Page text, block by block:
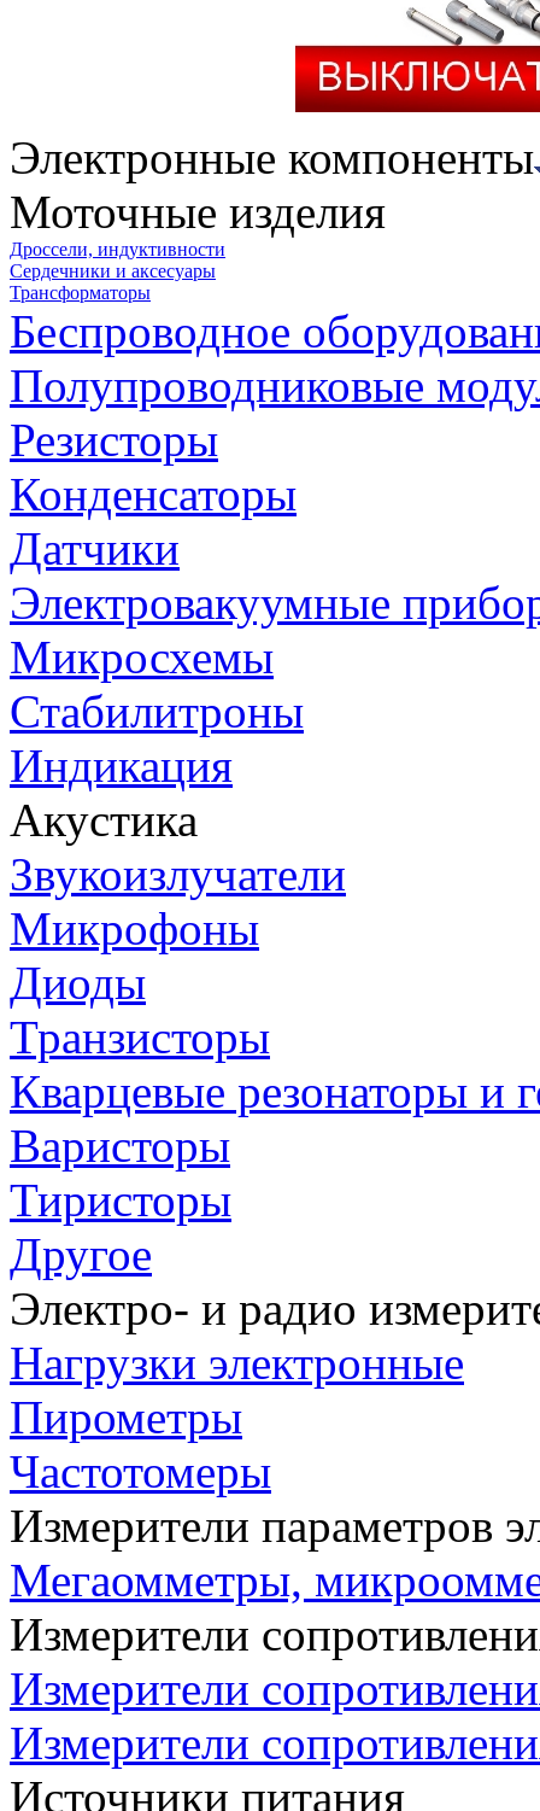
Электронные компоненты
Моточные изделия
Дроссели, индуктивности
Сердечники и аксесуары
Трансформаторы
Беспроводное
Полупроводниковые
Резисторы
Конденсаторы
Датчики
Электровакуумные
Микросхемы
Стабилитроны
Индикация
Акустика
Звукоизлучатели
Микрофоны
Диоды
Транзисторы
Кварцевые резонаторы и
Варисторы
Тиристоры
Другое
Электро- и радио
Нагрузки электронные
Пирометры
Частотомеры
Измерители параметров
Мегаомметры,
Измерители
Измерители
Измерители
Источники питания